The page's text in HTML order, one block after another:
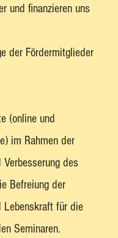
und finanzieren uns
der Fördermitglieder
(online und
im Rahmen der
des
Befreiung der
Lebenskraft für die
Seminaren.